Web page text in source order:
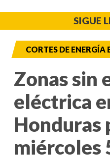
SIGUE
CORTES DE ENERGÍA
Zonas sin
eléctrica
Honduras
miércoles